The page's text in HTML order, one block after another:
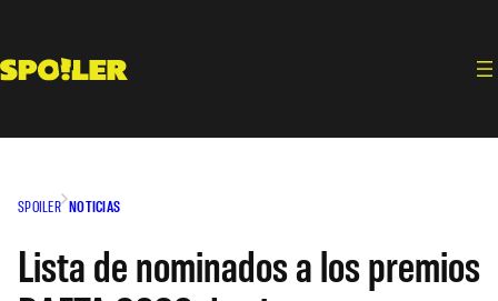
contenido
SPOILER NOTICIAS
Lista de nominados a los premios